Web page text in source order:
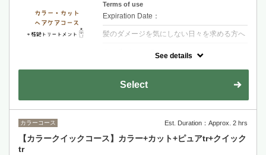
Terms of use
Expiration Date：
髪のダメージを気にしない日々を求める方へ
養を入れる3段階集中トリートメント艶とま
とまりのある髪へ導きます
See details
Select
カラーコース Est. Duration：Approx. 2 hrs
【カラークイックコース】カラー+カット+ピュアtr+クイック
tr